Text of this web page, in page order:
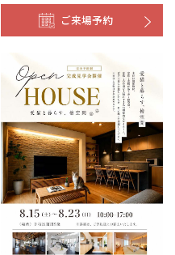
ご来場予約